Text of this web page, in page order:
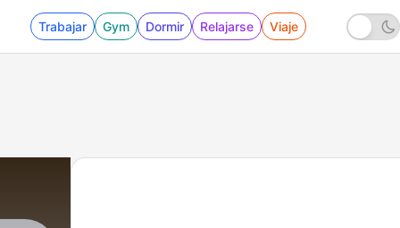
Trabajar Gym Dormir Relajarse Viaje